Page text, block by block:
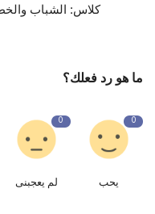
كلاس: الشباب
ما هو رد فعلك؟
0
يحب
0
لم يعجبنى